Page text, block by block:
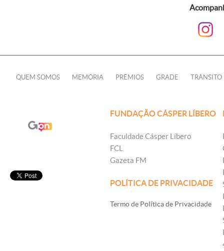
QUEM SOMOS MEMÓRIA PRÊMIOS GRADE TRÂNSITO
FUNDAÇÃO CÁSPER LÍBERO
Faculdade Cásper Líbero
FCL
Gazeta FM
POLÍTICA DE PRIVACIDADE
Termo de Política de Privacidade